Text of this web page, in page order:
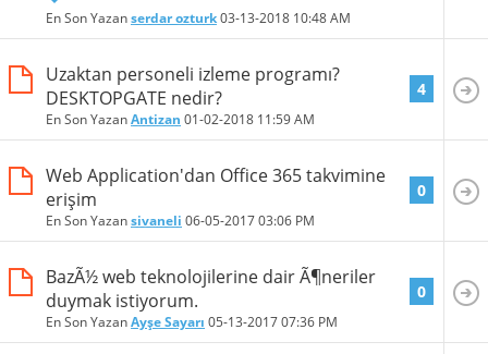
En Son Yazanserdar ozturk03-13-2018 10:48 AM
Uzaktan personeli izleme programı?
DESKTOPGATE nedir?
En Son YazanAntizan 01-02-2018 11:59 AM
4
Web Application'dan Office 365 takvimine
erişim
En Son Yazansivaneli 06-05-201703:06 PM
0
BazÃ½ web teknolojilerine dair Ã¶neriler
duymak istiyorum.
En Son YazanAyşe Sayarı 05-13-201707:36 PM
0